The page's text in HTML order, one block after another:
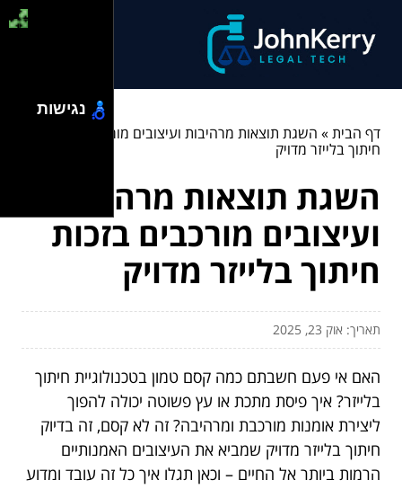
דף הבית» השגת תוצאות מרהיבות ועיצובים מורכבים בזכות
חיתוך בלייזר מדויק
השגת תוצאות מרהיבות
ועיצובים מורכבים בזכות
חיתוך בלייזר מדויק
תאריך: אוק 23, 2025
האם אי פעם חשבתם כמה קסם טמון בטכנולוגיית חיתוך
בלייזר? איך פיסת מתכת או עץ פשוטה יכולה להפוך
ליצירת אומנות מורכבת ומרהיבה? זה לא קסם, זה בדיוק
חיתוך בלייזר מדויק שמביא את העיצובים האמנותיים
הרמות ביותר אל החיים – וכאן תגלו איך כל זה עובד ומדוע
נגישות